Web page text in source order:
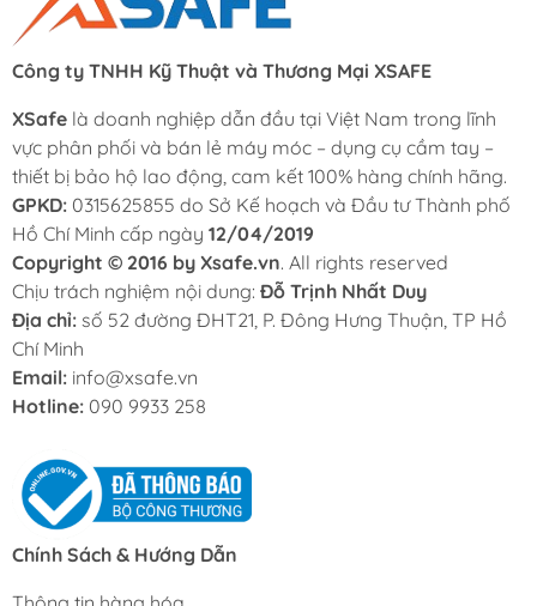
Công ty TNHH Kỹ Thuật và Thương Mại XSAFE
XSafe là doanh nghiệp dẫn đầu tại Việt Nam trong lĩnh
vực phân phối và bán lẻ máy móc – dụng cụ cầm tay –
thiết bị bảo hộ lao động, cam kết 100% hàng chính hãng.
GPKD: 0315625855 do Sở Kế hoạch và Đầu tư Thành phố
Hồ Chí Minh cấp ngày 12/04/2019
Copyright © 2016 by Xsafe.vn. All rights reserved
Chịu trách nghiệm nội dung: Đỗ Trịnh Nhất Duy
Địa chỉ: số 52 đường ĐHT21, P. Đông Hưng Thuận, TP Hồ
Chí Minh
Email: info@xsafe.vn
Hotline: 090 9933 258
Chính Sách & Hướng Dẫn